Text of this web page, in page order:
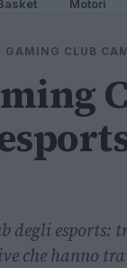
Motori
GAMING CLUB
degli esports:
che hanno